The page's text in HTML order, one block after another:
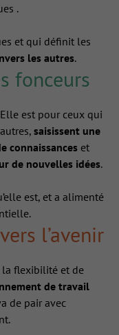
.
et qui définit les
les autres.
fonceurs
Elle est pour ceux qui
saisissent une
connaissances et
de nouvelles idées.
est, et a alimenté
l’avenir
la flexibilité et de
de travail
de pair avec